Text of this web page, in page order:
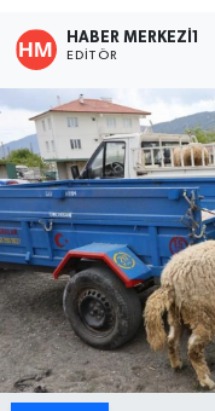
HABER MERKEZI1
EDITÖR
ÖZEL HABER
DTO
RESMİ REKLAM